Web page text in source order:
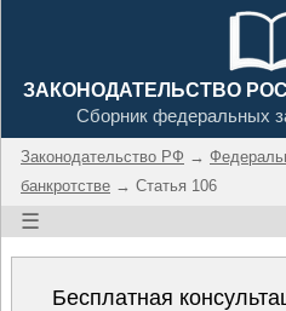
ЗАКОНОДАТЕЛЬСТВО
Сборник федеральных
Законодательство РФ →
банкротстве → Статья 106
☰
Бесплатная